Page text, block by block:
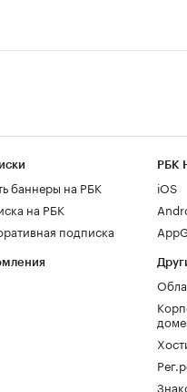
баннеры на РБК
на РБК
подписка
РБК
iOS